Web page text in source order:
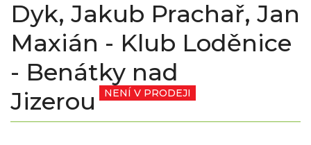
Dyk, Jakub Prachař, Jan
Maxián - Klub Loděnice
- Benátky nad
Jizerou
NENÍ V PRODEJI